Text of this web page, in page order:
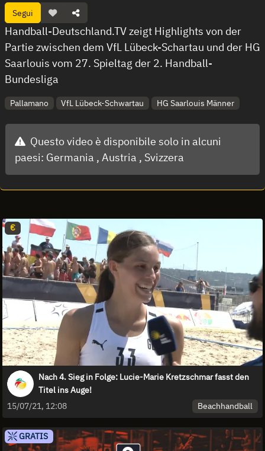
Segui
Handball-Deutschland.TV zeigt Highlights von der
Partie zwischen dem VfL Lübeck-Schartau und der HG
Saarlouis vom 27. Spieltag der 2. Handball-
Bundesliga
Pallamano VfL Lübeck-Schwartau HG Saarlouis Männer
Questo video è disponibile solo in alcuni
paesi: Germania , Austria , Svizzera
€
Nach 4. Sieg in Folge: Lucie-Marie Kretzschmar fasst den
Titel ins Auge!
15/07/21, 12:08
Beachhandball
GRATIS